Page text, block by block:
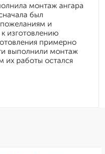
монтаж ангара
был
и
изготовлению
примерно
выполнили монтаж
их работы остался